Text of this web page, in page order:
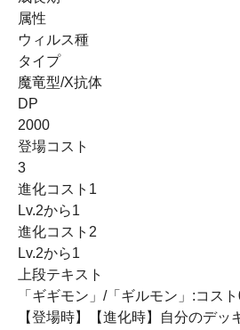
属性
ウィルス種
タイプ
魔竜型/X抗体
DP
2000
登場コスト
3
進化コスト1
Lv.2から1
進化コスト2
Lv.2から1
上段テキスト
「ギギモン」/「ギルモン」:コス
【登場時】【進化時】自分のデッ